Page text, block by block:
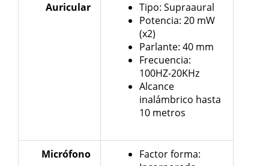
Auricular
Tipo: Supraaural
Potencia: 20 mW
(x2)
Parlante: 40 mm
Frecuencia:
100HZ-20KHz
Alcance
inalámbrico hasta
10 metros
Micrófono
Factor forma: